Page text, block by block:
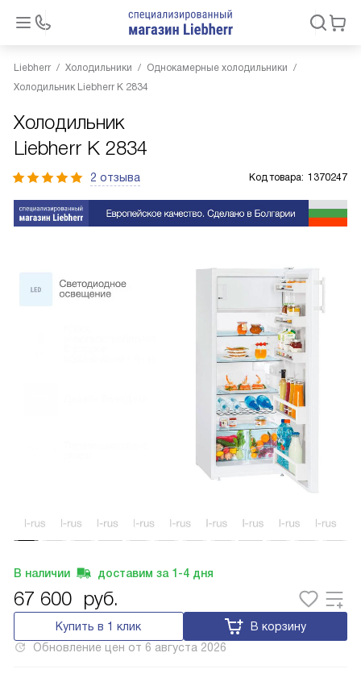
Liebherr Холодильники
Однокамерные холодильники
Холодильник Liebherr K 2834
Холодильник
Liebherr K 2834
2 отзыва Код товара: 1370247
В наличии доставим за 1-4 дня
67 600 руб.
Купить в 1 клик
В корзину
Обновление цен от 6 августа 2026